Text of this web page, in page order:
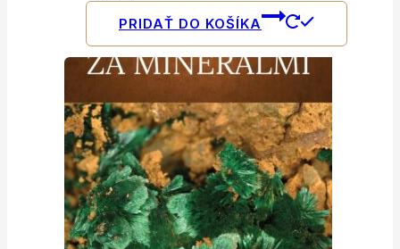
PRIDAŤ DO KOŠÍKA